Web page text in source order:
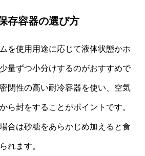
存容器の選び方
を使用用途に応じて液体状態かホ
量ずつ小分けするのがおすすめで
閉性の高い耐冷容器を使い、空気
ら封をすることがポイントです。
合は砂糖をあらかじめ加えると食
れます。